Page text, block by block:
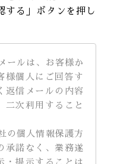
する」ボタンを押し
ールは、お客様か
様個人にご回答す
返信メールの内容
二次利用すること
の個人情報保護方
承諾なく、業務遂
・提示することは